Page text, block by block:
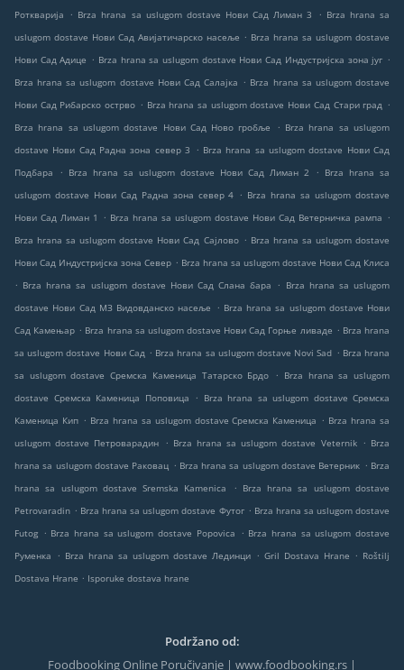
Роткварија
. Brza hrana sa uslugom dostave Нови Сад Лиман 3 . Brza hrana sa
uslugom dostave Нови Сад Авијатичарско насеље . Brza hrana sa uslugom dostave
Нови Сад Адице . Brza hrana sa uslugom dostave Нови Сад Индустријска зона југ .
Brza hrana sa uslugom dostave Нови Сад Салајка . Brza hrana sa uslugom dostave
Нови Сад Рибарско острво . Brza hrana sa uslugom dostave Нови Сад Стари град .
Brza hrana sa uslugom dostave Нови Сад Ново гробље
. Brza hrana sa uslugom
dostave Нови Сад Радна зона север 3
. Brza hrana sa uslugom dostave Нови Сад
Подбара
. Brza hrana sa uslugom dostave Нови Сад Лиман 2 . Brza hrana sa
uslugom dostave Нови Сад Радна зона север 4 . Brza hrana sa uslugom dostave
Нови Сад Лиман 1
. Brza hrana sa uslugom dostave Нови Сад Ветерничка рампа .
Brza hrana sa uslugom dostave Нови Сад Сајлово . Brza hrana sa uslugom dostave
Нови Сад Индустријска зона Север . Brza hrana sa uslugom dostave Нови Сад Клиса
. Brza hrana sa uslugom dostave Нови Сад Слана бара . Brza hrana sa uslugom
dostave Нови Сад МЗ Видовданско насеље
. Brza hrana sa uslugom dostave Нови
Сад Камењар . Brza hrana sa uslugom dostave Нови Сад Горње ливаде . Brza hrana
sa uslugom dostave Нови Сад . Brza hrana sa uslugom dostave Novi Sad . Brza hrana
sa uslugom dostave Сремска Каменица Татарско Брдо
. Brza hrana sa uslugom
dostave Сремска Каменица Поповица
. Brza hrana sa uslugom dostave Сремска
Каменица Кип . Brza hrana sa uslugom dostave Сремска Каменица . Brza hrana sa
uslugom dostave Петроварадин
. Brza hrana sa uslugom dostave Veternik . Brza
hrana sa uslugom dostave Раковац . Brza hrana sa uslugom dostave Ветерник . Brza
hrana sa uslugom dostave Sremska Kamenica
. Brza hrana sa uslugom dostave
Petrovaradin . Brza hrana sa uslugom dostave Футог . Brza hrana sa uslugom dostave
Futog . Brza hrana sa uslugom dostave Popovica . Brza hrana sa uslugom dostave
Руменка
. Brza hrana sa uslugom dostave Лединци . Gril Dostava Hrane . Roštilj
Dostava Hrane . Isporuke dostava hrane
Podržano od:
Foodbooking Online Poručivanje | www.foodbooking.rs |